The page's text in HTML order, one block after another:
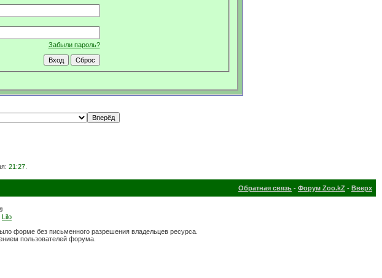
Забыли пароль?
21:27.
Обратная связь - Форум Zoo.kZ - Вверх
Lilo
форме без письменного разрешения владельцев ресурса.
пользователей форума.